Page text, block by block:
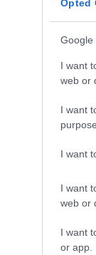
Opted
Google
I want
web or
I want
I want
I want
web or
I want
or app.